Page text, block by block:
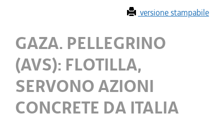
versione stampabile
GAZA. PELLEGRINO
(AVS): FLOTILLA,
SERVONO AZIONI
CONCRETE DA ITALIA